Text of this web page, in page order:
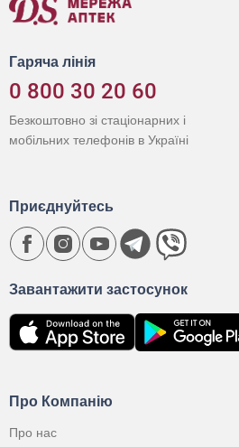
Гаряча лінія
0 800 30 20 60
Безкоштовно зі стаціонарних і
мобільних телефонів в Україні
Про Компанію
Про нас
Завантажити застосунок
Приєднуйтесь